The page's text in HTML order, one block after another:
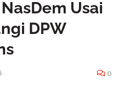
Usai
DPW
0